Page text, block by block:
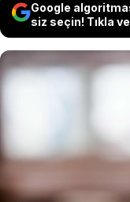
Google
siz seçin! Tıkla